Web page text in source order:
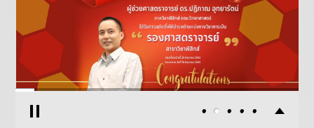
ห้องปฏิบัติการและหน่วยวิจัย